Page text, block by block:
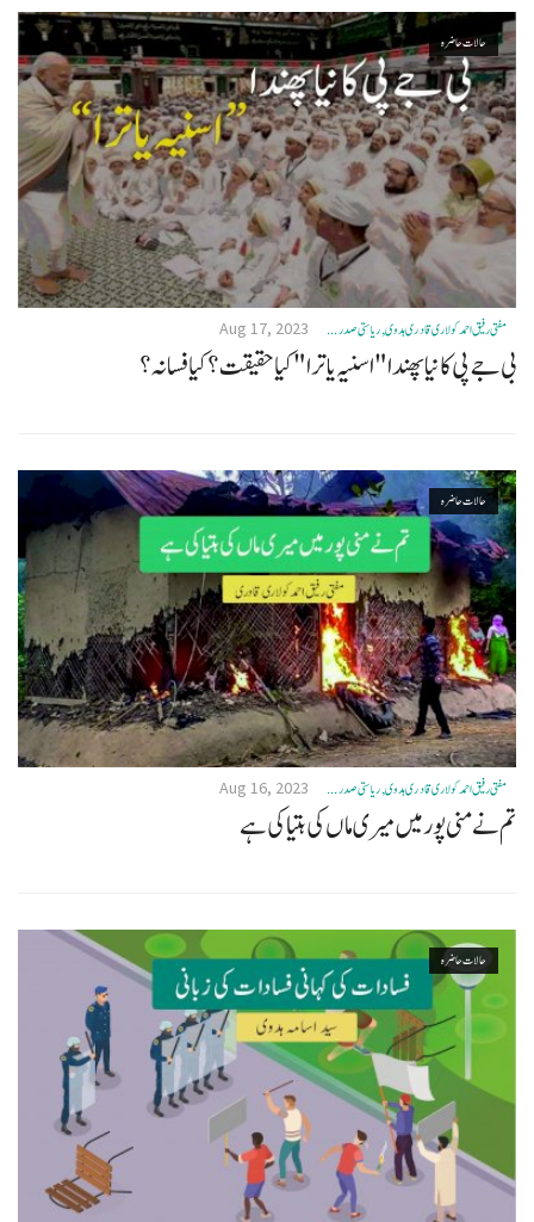
حالات حاضرہ
مفتی رفیق احمد کولاری قادری ہدوی, ریاستی صدر ... Aug 17, 2023
بی جے پی کا نیا پھندا "اسنیہ یاترا"کیا حقیقت؟ کیا فسانہ؟
حالات حاضرہ
مفتی رفیق احمد کولاری قادری ہدوی, ریاستی صدر ... Aug 16, 2023
تم نے منی پور میں میری ماں کی ہتیا کی ہے
حالات حاضرہ